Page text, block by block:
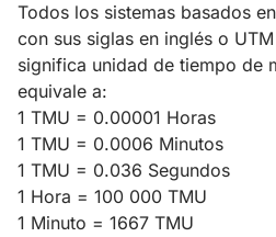
Todos los sistemas basados
con sus siglas en inglés o
significa unidad de tiempo de
equivale a:
1 TMU = 0.00001 Horas
1 TMU = 0.0006 Minutos
1 TMU = 0.036 Segundos
1 Hora = 100 000 TMU
1 Minuto = 1667 TMU